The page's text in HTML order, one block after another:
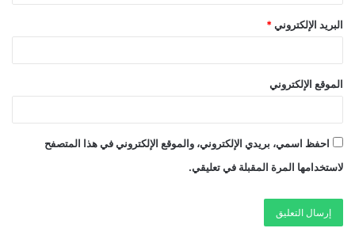
البريد الإلكتروني *
الموقع الإلكتروني
احفظ اسمي، بريدي الإلكتروني، والموقع الإلكتروني في هذا المتصفح
لاستخدامها المرة المقبلة في تعليقي.